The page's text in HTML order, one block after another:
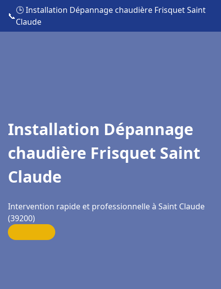
📞
🕒 Installation Dépannage chaudière Frisquet Saint
Claude
Installation Dépannage
chaudière Frisquet Saint
Claude
Intervention rapide et professionnelle à Saint Claude
(39200)